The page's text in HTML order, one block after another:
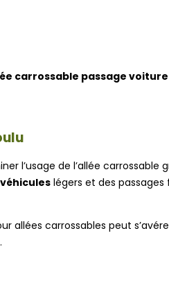
carrossable passage
l’usage de l’allée carrossable
légers et des
allées carrossables peut